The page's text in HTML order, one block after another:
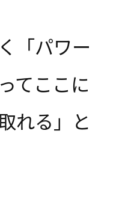
「パワー
てここに
れる」と